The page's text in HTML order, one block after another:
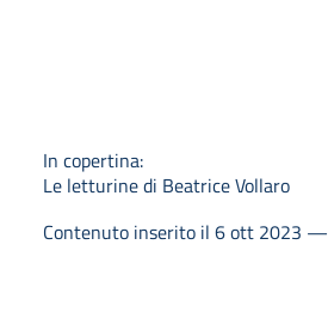
In copertina:
Le letturine di Beatrice Vollaro
Contenuto inserito il 6 ott 2023